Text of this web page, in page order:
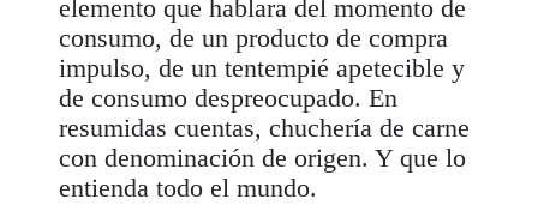
elemento que hablara del momento de
consumo, de un producto de compra
impulso, de un tentempié apetecible y
de consumo despreocupado. En
resumidas cuentas, chuchería de carne
con denominación de origen. Y que lo
entienda todo el mundo.